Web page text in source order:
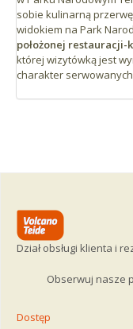
sobie kulinarną
widokiem na Park
położonej
której wizytówką jest
charakter
Dział obsługi klienta i
Obserwuj nasze
Dostęp